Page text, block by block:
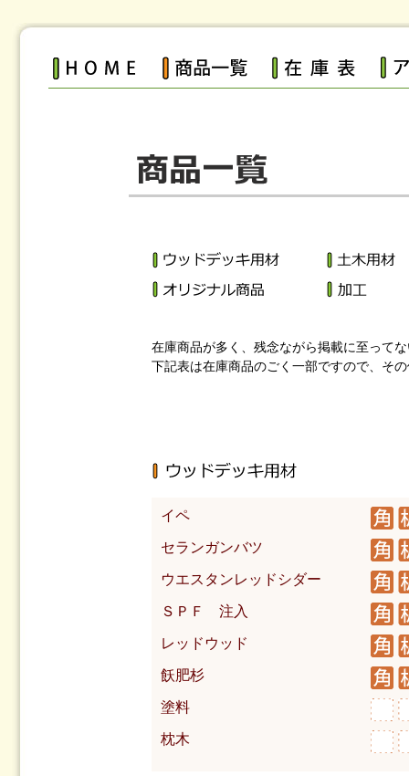
在庫商品が多く、残念ながら掲載に至って
下記表は在庫商品のごく一部ですので、そ
イペ
セランガンバツ
ウエスタンレッドシダー
ＳＰＦ 注入
レッドウッド
飫肥杉
塗料
枕木